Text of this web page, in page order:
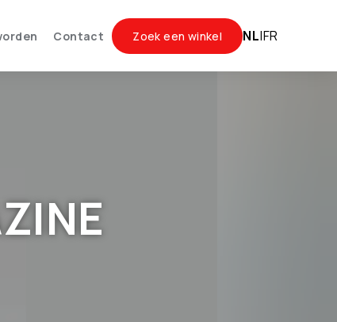
Contact Zoek een winkel NL|FR